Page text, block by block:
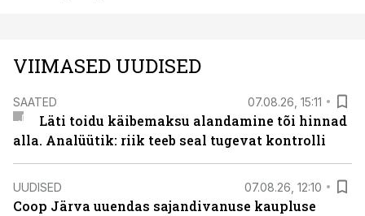
VIIMASED UUDISED
SAATED 07.08.26, 15:11
Läti toidu käibemaksu alandamine tõi hinnad
alla. Analüütik: riik teeb seal tugevat kontrolli
UUDISED 07.08.26, 12:10
Coop Järva uuendas sajandivanuse kaupluse